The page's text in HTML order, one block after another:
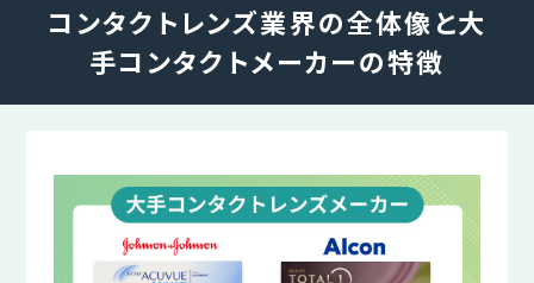
コンタクトレンズ業界の全体像と大
手コンタクトメーカーの特徴